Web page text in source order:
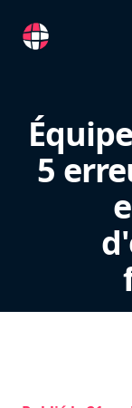
RemoteFR
5